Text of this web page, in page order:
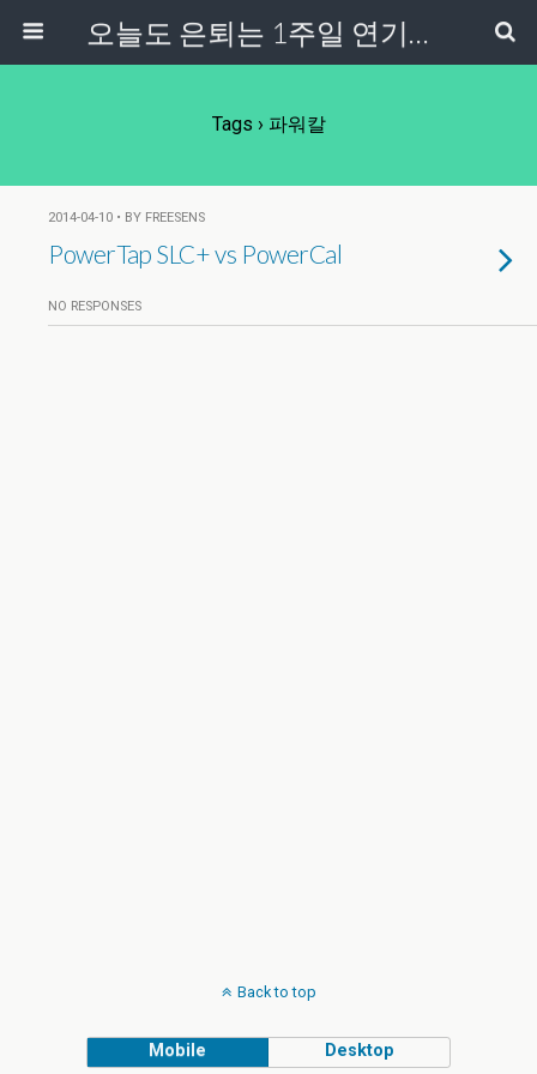
오늘도 은퇴는 1주일 연기중...
Tags › 파워칼
2014-04-10 • BY FREESENS
PowerTap SLC+ vs PowerCal
NO RESPONSES
Back to top
Mobile Desktop